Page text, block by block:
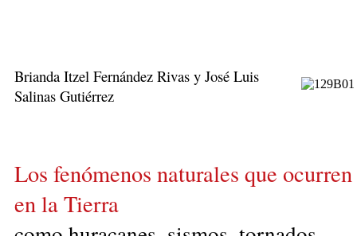
Brianda Itzel Fernández Rivas y José Luis
Salinas Gutiérrez
Los fenómenos naturales que ocurren
en la Tierra